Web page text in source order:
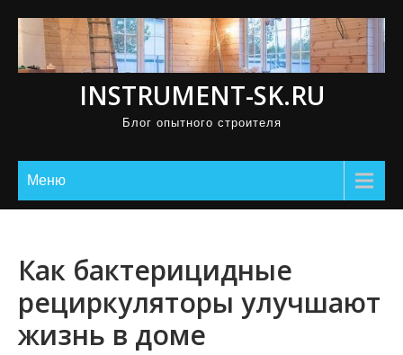
ь
INSTRUMENT-SK.RU
Блог опытного строителя
Меню
Как бактерицидные
рециркуляторы улучшают
жизнь в доме